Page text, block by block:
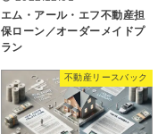
エム・アール・エフ不動産担
保ローン／オーダーメイドプ
ラン
不動産リースバック